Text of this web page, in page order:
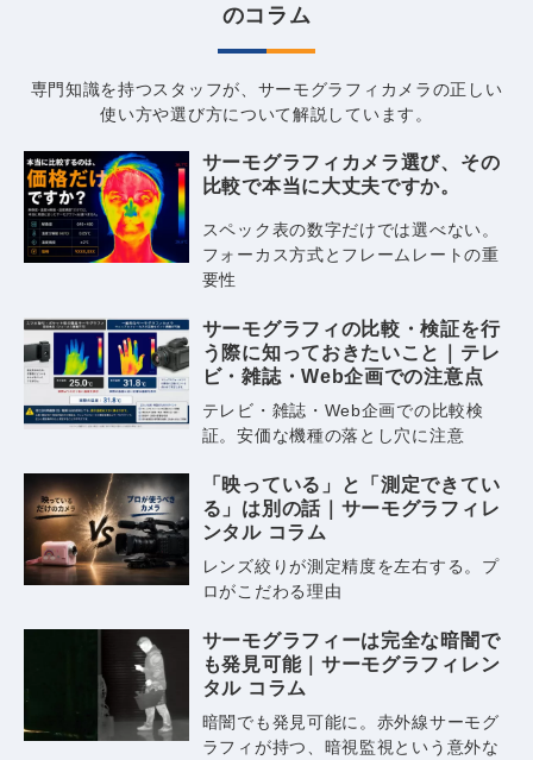
のコラム
専門知識を持つスタッフが、サーモグラフィカメラの正しい
使い方や選び方について解説しています。
サーモグラフィカメラ選び、その
比較で本当に大丈夫ですか。
スペック表の数字だけでは選べない。
フォーカス方式とフレームレートの重
要性
サーモグラフィの比較・検証を行
う際に知っておきたいこと｜テレ
ビ・雑誌・Web企画での注意点
テレビ・雑誌・Web企画での比較検
証。安価な機種の落とし穴に注意
「映っている」と「測定できてい
る」は別の話｜サーモグラフィレ
ンタル コラム
レンズ絞りが測定精度を左右する。プ
ロがこだわる理由
サーモグラフィーは完全な暗闇で
も発見可能｜サーモグラフィレン
タル コラム
暗闇でも発見可能に。赤外線サーモグ
ラフィが持つ、暗視監視という意外な